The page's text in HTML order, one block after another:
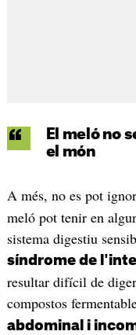
El meló no
el món
A més, no es pot
meló pot tenir en
sistema digestiu
síndrome de
resultar difícil de
compostos
abdominal i